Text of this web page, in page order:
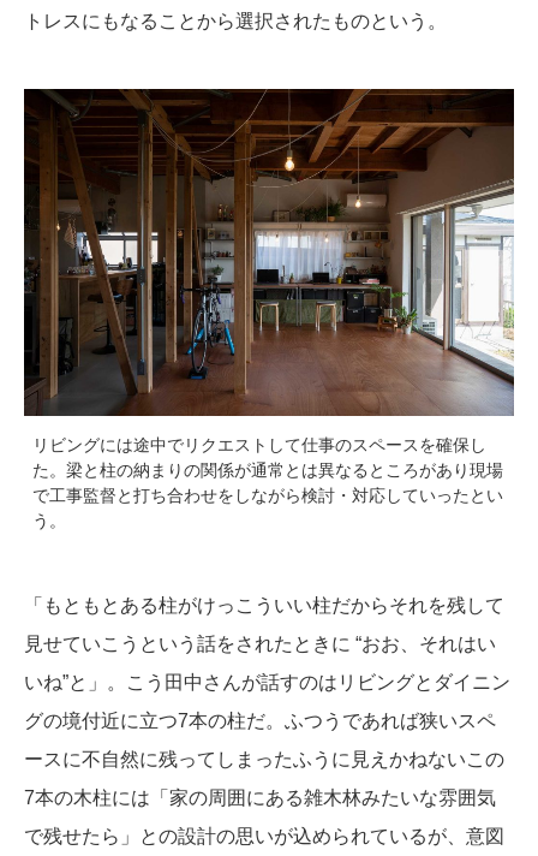
トレスにもなることから選択されたものという。
リビングには途中でリクエストして仕事のスペースを確保し
た。梁と柱の納まりの関係が通常とは異なるところがあり現場
で工事監督と打ち合わせをしながら検討・対応していったとい
う。
「もともとある柱がけっこういい柱だからそれを残して
見せていこうという話をされたときに “おお、それはい
いね”と」。こう田中さんが話すのはリビングとダイニン
グの境付近に立つ7本の柱だ。ふつうであれば狭いスペ
ースに不自然に残ってしまったふうに見えかねないこの
7本の木柱には「家の周囲にある雑木林みたいな雰囲気
で残せたら」との設計の思いが込められているが、意図